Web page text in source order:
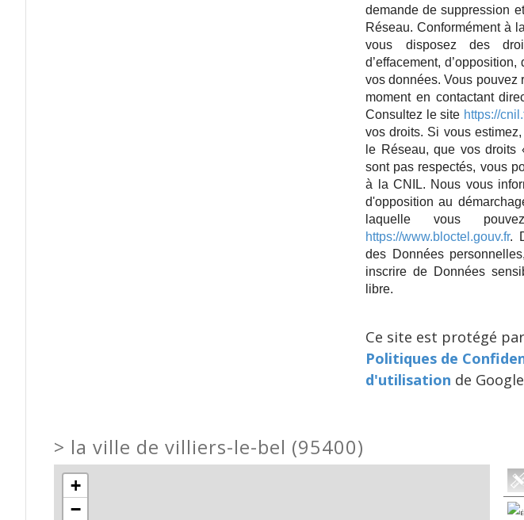
demande de suppression
Réseau. Conformément à
vous disposez des
d’effacement,
vos données. Vous pouvez
moment en contactant
Consultez le site https://
vos droits. Si vous
le Réseau, que vos droits
sont pas respectés, vous
à la CNIL. Nous vous
d'opposition au
laquelle vous
https://www.bloctel.gouv.fr.
des Données
inscrire de Données
libre.
Ce site est protégé
Politiques de
d'utilisation de
> la ville de villiers-le-bel (95400)
+
−